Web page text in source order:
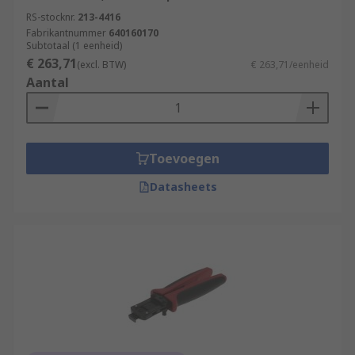
RS-stocknr. 213-4416
Fabrikantnummer 640160170
Subtotaal (1 eenheid)
€ 263,71(excl. BTW) € 263,71/eenheid
Aantal
Toevoegen
Datasheets